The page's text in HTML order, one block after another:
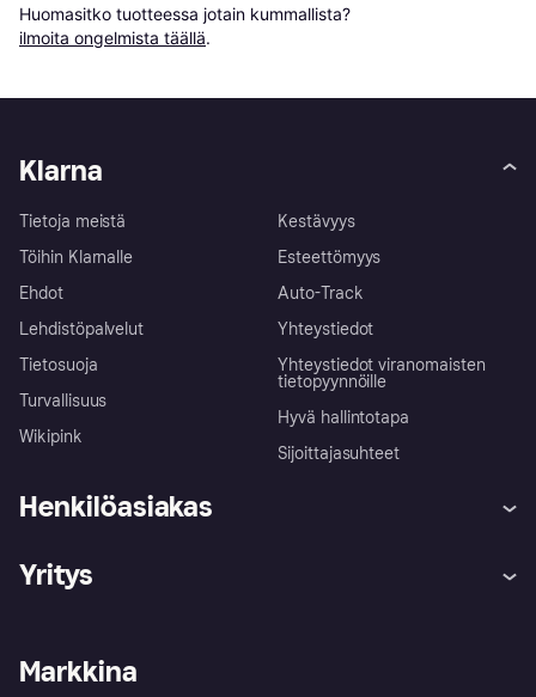
Huomasitko tuotteessa jotain kummallista?
ilmoita ongelmista täällä.
Klarna
Tietoja meistä
Töihin Klarnalle
Ehdot
Lehdistöpalvelut
Tietosuoja
Turvallisuus
Wikipink
Kestävyys
Esteettömyys
Auto-Track
Yhteystiedot
Yhteystiedot viranomaisten
tietopyynnöille
Hyvä hallintotapa
Sijoittajasuhteet
Henkilöasiakas
Kirjaudu sisään
Tutustu kauppoihin
Yritys
Kirjaudu sisään yrityksenä
Markkina